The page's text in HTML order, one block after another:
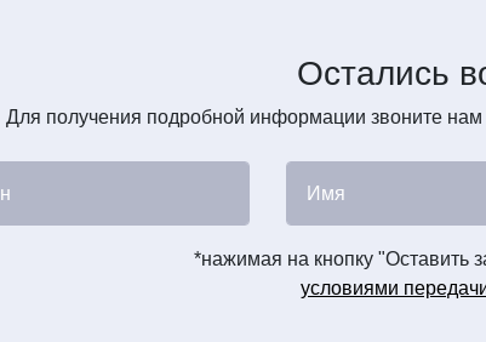
Остались
Для получения подробной информации звоните нам
*нажимая на кнопку "Оставить
условиями